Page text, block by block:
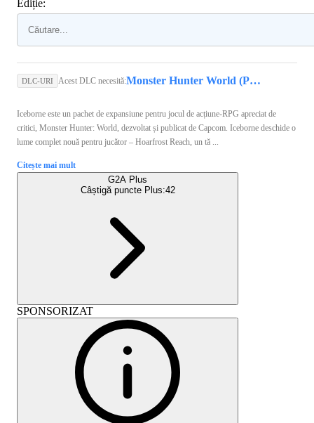
Ediție:
DLC-URI Acest DLC necesită: Monster Hunter World (PC) - Steam Key - GLOBAL
Iceborne este un pachet de expansiune pentru jocul de acțiune-RPG apreciat de
critici, Monster Hunter: World, dezvoltat și publicat de Capcom. Iceborne deschide o
lume complet nouă pentru jucător – Hoarfrost Reach, un tă ...
Citește mai mult
G2A Plus
Câștigă puncte Plus:42
SPONSORIZAT